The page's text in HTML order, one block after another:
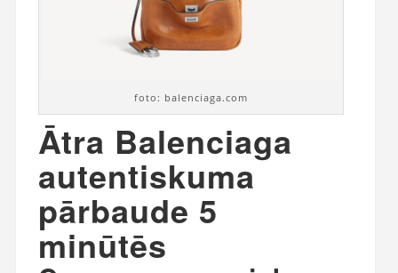
foto: balenciaga.com
Ātra Balenciaga
autentiskuma
pārbaude 5
minūtēs